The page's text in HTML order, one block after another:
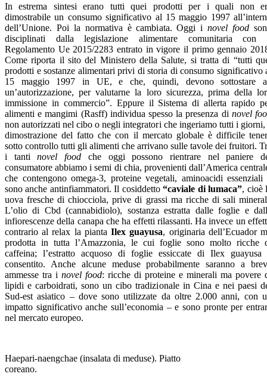
In estrema sintesi erano tutti quei prodotti per i quali non
dimostrabile un consumo significativo al 15 maggio 1997
dell’Unione. Poi la normativa è cambiata. Oggi inovel food
disciplinati dalla legislazione alimentare comunitaria con
Regolamento Ue 2015/2283 entrato in vigore il primo gennaio
Come riporta il sito del Ministero della Salute, si tratta di “tutti
prodotti e sostanze alimentari privi di storia di consumo significativo
15 maggio 1997 in UE, e che, quindi, devono sottostare
un’autorizzazione, per valutarne la loro sicurezza, prima della
immissione in commercio”. Eppure il Sistema di allerta rapido
alimenti e mangimi (Rasff) individua spesso la presenza di novel
non autorizzati nel cibo o negli integratori che ingeriamo tutti i giorni,
dimostrazione del fatto che con il mercato globale è difficile
sotto controllo tutti gli alimenti che arrivano sulle tavole dei fruitori.
i tantinovel food che oggi possono rientrare nel paniere
consumatore abbiamo i semi di chia, provenienti dall’America
che contengono omega-3, proteine vegetali, aminoacidi essenziali
sono anche antinfiammatori. Il cosiddetto“caviale di lumaca”, cioè
uova fresche di chiocciola, prive di grassi ma ricche di sali
L’olio di Cbd (cannabidiolo), sostanza estratta dalle foglie e
infiorescenze della canapa che ha effetti rilassanti. Ha invece un
contrario al relax la piantaIlex guayusa, originaria dell’Ecuador
prodotta in tutta l’Amazzonia, le cui foglie sono molto ricche
caffeina; l’estratto acquoso di foglie essiccate di Ilex guayusa
consentito. Anche alcune meduse probabilmente saranno a
ammesse tra i novel food: ricche di proteine e minerali ma povere
lipidi e carboidrati, sono un cibo tradizionale in Cina e nei paesi
Sud-est asiatico – dove sono utilizzate da oltre 2.000 anni, con
impatto significativo anche sull’economia – e sono pronte per
nel mercato europeo.
Haepari-naengchae (insalata di meduse). Piatto
coreano.